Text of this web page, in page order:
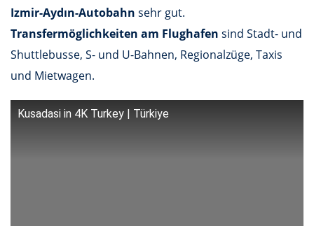
Izmir-Aydın-Autobahn sehr gut.
Transfermöglichkeiten am Flughafen sind Stadt- und
Shuttlebusse, S- und U-Bahnen, Regionalzüge, Taxis
und Mietwagen.
Kusadasi in 4K Turkey | Türkiye